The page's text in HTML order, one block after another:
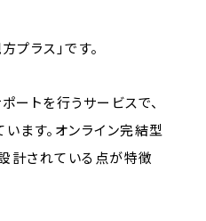
ラス」です。
トを行うサービスで、
ます。オンライン完結型
計されている点が特徴